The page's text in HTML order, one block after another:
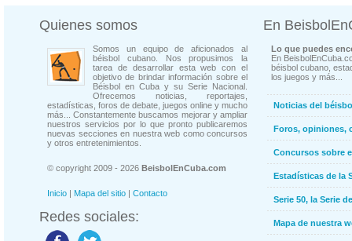
Quienes somos
Somos un equipo de aficionados al
béisbol cubano. Nos propusimos la
tarea de desarrollar esta web con el
objetivo de brindar información sobre el
Béisbol en Cuba y su Serie Nacional.
Ofrecemos noticias, reportajes,
estadísticas, foros de debate, juegos online y mucho
más... Constantemente buscamos mejorar y ampliar
nuestros servicios por lo que pronto publicaremos
nuevas secciones en nuestra web como concursos
y otros entretenimientos.
© copyright 2009 - 2026 BeisbolEnCuba.com
Inicio | Mapa del sitio | Contacto
Redes sociales:
En
Lo que puedes
En
béisbol cubano,
los juegos y más...
Noticias del
Foros, opiniones,
Concursos sobre
Estadísticas de la
Serie 50, la Serie
Mapa de nuestra